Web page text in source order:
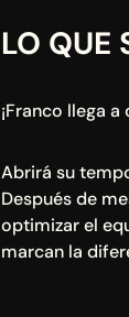
LO QUE
¡Franco llega
Abrirá su
Después de
optimizar el
marcan la